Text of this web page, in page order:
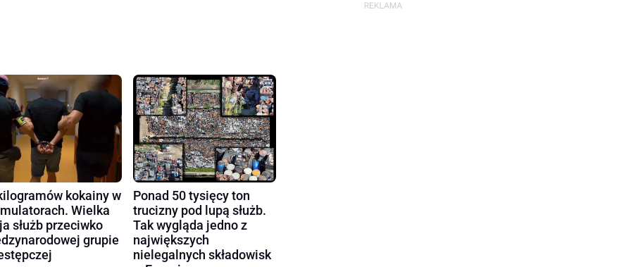
kokainy w
Wielka
służb przeciwko
grupie
Ponad 50 tysięcy ton
trucizny pod lupą służb.
Tak wygląda jedno z
największych
nielegalnych składowisk